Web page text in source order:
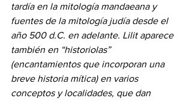
tardía en la mitología mandaeana y
fuentes de la mitología judía desde el
año 500 d.C. en adelante. Lilit aparece
también en “historiolas”
(encantamientos que incorporan una
breve historia mítica) en varios
conceptos y localidades, que dan